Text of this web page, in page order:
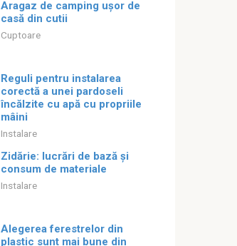
Aragaz de camping ușor de
casă din cutii
Cuptoare
Reguli pentru instalarea
corectă a unei pardoseli
încălzite cu apă cu propriile
mâini
Instalare
Zidărie: lucrări de bază și
consum de materiale
Instalare
Alegerea ferestrelor din
plastic sunt mai bune din